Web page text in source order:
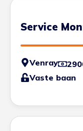
Service
Venray
Vaste baan